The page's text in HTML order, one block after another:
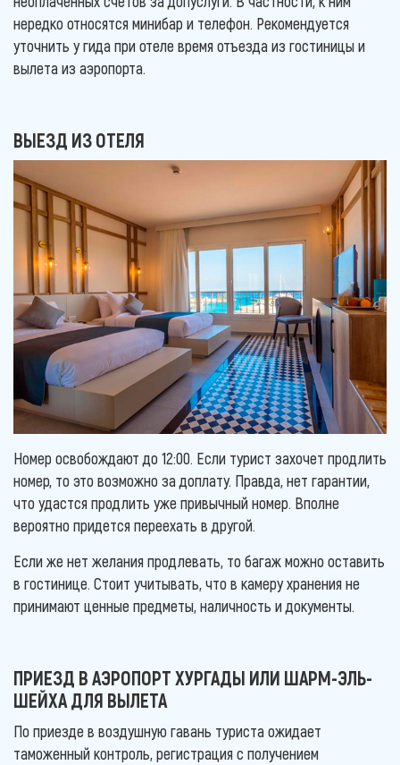
нередко относятся минибар и телефон. Рекомендуется
уточнить у гида при отеле время отъезда из гостиницы и
вылета из аэропорта.
ВЫЕЗД ИЗ ОТЕЛЯ
Номер освобождают до 12:00. Если турист захочет продлить
номер, то это возможно за доплату. Правда, нет гарантии,
что удастся продлить уже привычный номер. Вполне
вероятно придется переехать в другой.
Если же нет желания продлевать, то багаж можно оставить
в гостинице. Стоит учитывать, что в камеру хранения не
принимают ценные предметы, наличность и документы.
ПРИЕЗД В АЭРОПОРТ ХУРГАДЫ ИЛИ ШАРМ-ЭЛЬ-
ШЕЙХА ДЛЯ ВЫЛЕТА
По приезде в воздушную гавань туриста ожидает
таможенный контроль, регистрация с получением